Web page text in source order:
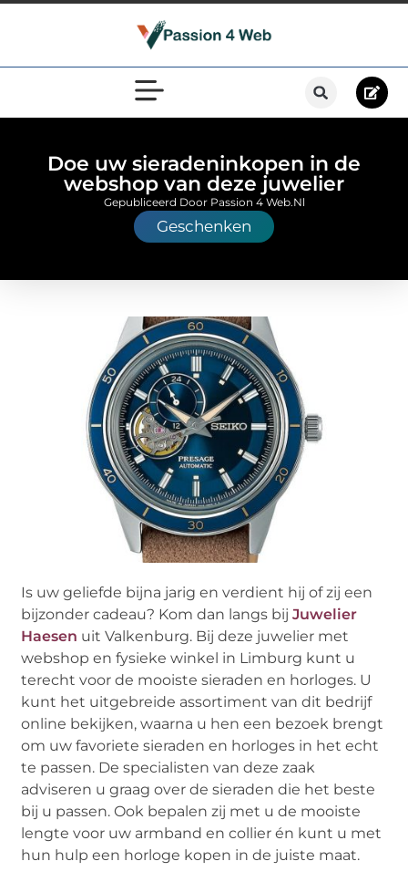
Doe uw sieradeninkopen in de
webshop van deze juwelier
Geschenken
Gepubliceerd Door Passion 4 Web.nl
Is uw geliefde bijna jarig en verdient hij of zij een
bijzonder cadeau? Kom dan langs bijJuwelier
Haesen uit Valkenburg. Bij deze juwelier met
webshop en fysieke winkel in Limburg kunt u
terecht voor de mooiste sieraden en horloges. U
kunt het uitgebreide assortiment van dit bedrijf
online bekijken, waarna u hen een bezoek brengt
om uw favoriete sieraden en horloges in het echt
te passen. De specialisten van deze zaak
adviseren u graag over de sieraden die het beste
bij u passen. Ook bepalen zij met u de mooiste
lengte voor uw armband en collier én kunt u met
hun hulp een horloge kopen in de juiste maat.